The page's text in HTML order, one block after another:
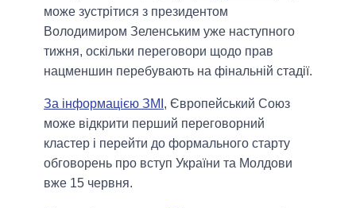
може зустрітися з президентом
Володимиром Зеленським уже наступного
тижня, оскільки переговори щодо прав
нацменшин перебувають на фінальній стадії.
За інформацією ЗМІ , Європейський Союз
може відкрити перший переговорний
кластер і перейти до формального старту
обговорень про вступ України та Молдови
вже 15 червня.